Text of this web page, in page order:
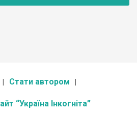
Стати автором
“Україна Інкогніта”